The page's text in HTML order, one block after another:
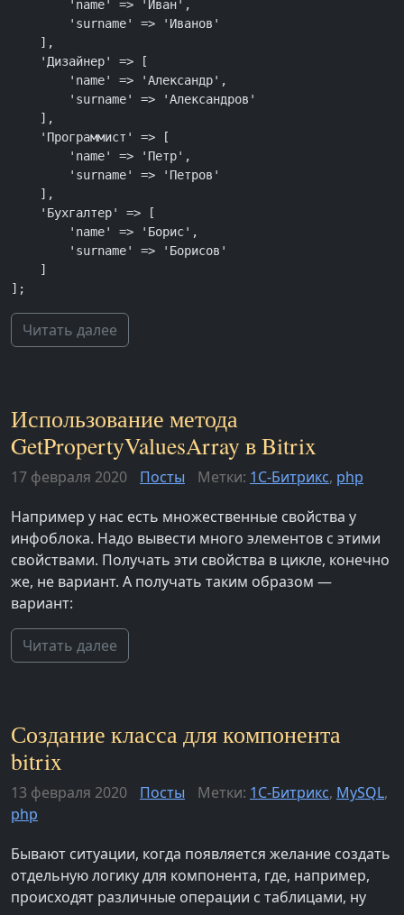
];
Читать далее
Использование метода
GetPropertyValuesArray в Bitrix
17 февраля 2020 Посты Метки: 1С-Битрикс, php
Например у нас есть множественные свойства у
инфоблока. Надо вывести много элементов с этими
свойствами. Получать эти свойства в цикле, конечно
же, не вариант. А получать таким образом —
вариант:
Читать далее
Создание класса для компонента
bitrix
13 февраля 2020 Посты Метки: 1С-Битрикс, MySQL,
php
Бывают ситуации, когда появляется желание создать
отдельную логику для компонента, где, например,
происходят различные операции с таблицами, ну